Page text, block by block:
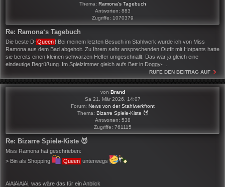
Thema: Ramona‘s Tagebuch
Antworten: 883
Zugriffe: 1070379
Re: Ramona‘s Tagebuch
Die beste D- Queen ! Bei meinem letzten Besuch im Stahlwerk wurde ich von Miss
Ramona aus dem Bad abgeholt. Zu Ihrem sehr ansprechenden Outfit mit Hotpants hatte
sie bereits einen kleinen schwarzen Helfer umgeschnallt. Das war ja gleich eine
eindeutige Begrüßung. Im Spielzimmer gleich aufs Bett in Doggy- ...
RUFE DEN BEITRAG AUF
von Brand
Sa 21. Mär 2026, 14:07
Forum: News von der Stahlwerkfront
Thema: Bizarre Spiele-Kiste 😈
Antworten: 538
Zugriffe: 761115
Re: Bizarre Spiele-Kiste 😈
Miss Ramona hat geschrieben:
> Bin als Shopping
Queen unterwegs
AiAiAiAiAi, was wäre das für ein Anblick